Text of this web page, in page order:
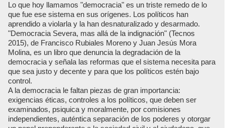
Lo que hoy llamamos "democracia" es un triste remedo de lo
que fue ese sistema en sus orígenes. Los políticos han
aprendido a violarla y la han desnaturalizado y desarmado.
"Democracia Severa, mas allá de la indignación" (Tecnos
2015), de Francisco Rubiales Moreno y Juan Jesús Mora
Molina, es un libro que denuncia la degradación de la
democracia y señala las reformas que el sistema necesita para
que sea justo y decente y para que los políticos estén bajo
control.
A la democracia le faltan piezas de gran importancia:
exigencias éticas, controles a los políticos, que deben ser
examinados, psiquica y moralmente, por comisiones
independientes, auténtica separación de los poderes y otorgar